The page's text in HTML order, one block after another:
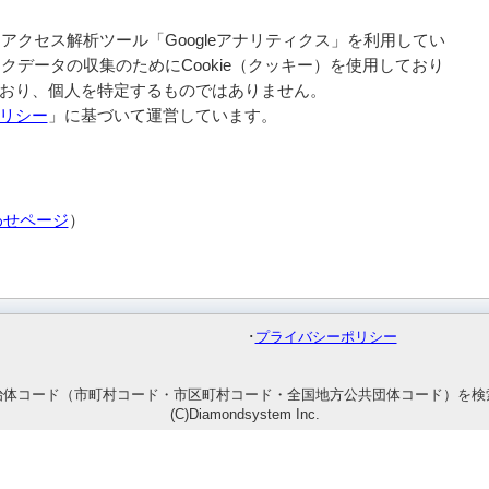
セス解析ツール「Googleアナリティクス」を利用してい
データの収集のためにCookie（クッキー）を使用しており
、個人を特定するものではありません。
シー 」に基づいて運営しています。
ページ）
･ プライバシーポリシー
コード（市町村コード・市区町村コード・全国地方公共団体コード）を検
(C)Diamondsystem Inc.